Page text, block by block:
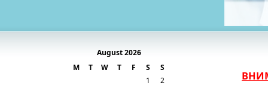
August 2026
M
T W T F S S
1
2